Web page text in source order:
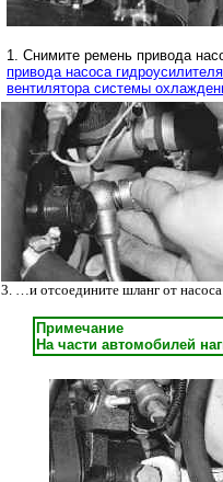
1. Снимите ремень привода
привода насоса
вентилятора системы
3. …и отсоедините шланг от
Примечание
На части автомобилей